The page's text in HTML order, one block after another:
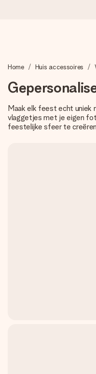
We maken jouw
4,8 (gebaseerd
Onze cadeaus worden
Je maakt in een paar
Home Huis accessoires
Maak elk feest echt uniek
vlaggetjes met je eigen
feestelijke sfeer te